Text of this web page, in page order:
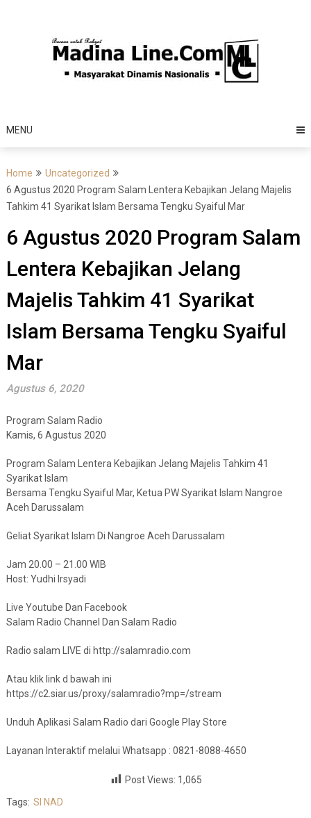
MENU
Home
Uncategorized
6 Agustus 2020 Program Salam Lentera Kebajikan Jelang Majelis
Tahkim 41 Syarikat Islam Bersama Tengku Syaiful Mar
6 Agustus 2020 Program Salam
Lentera Kebajikan Jelang
Majelis Tahkim 41 Syarikat
Islam Bersama Tengku Syaiful
Mar
Agustus 6, 2020
Program Salam Radio
Kamis, 6 Agustus 2020
Program Salam Lentera Kebajikan Jelang Majelis Tahkim 41
Syarikat Islam
Bersama Tengku Syaiful Mar, Ketua PW Syarikat Islam Nangroe
Aceh Darussalam
Geliat Syarikat Islam Di Nangroe Aceh Darussalam
Jam 20.00 – 21.00 WIB
Host: Yudhi Irsyadi
Live Youtube Dan Facebook
Salam Radio Channel Dan Salam Radio
Radio salam LIVE di http://salamradio.com
Atau klik link d bawah ini
https://c2.siar.us/proxy/salamradio?mp=/stream
Unduh Aplikasi Salam Radio dari Google Play Store
Layanan Interaktif melalui Whatsapp : 0821-8088-4650
Post Views: 1,065
Tags: SI NAD